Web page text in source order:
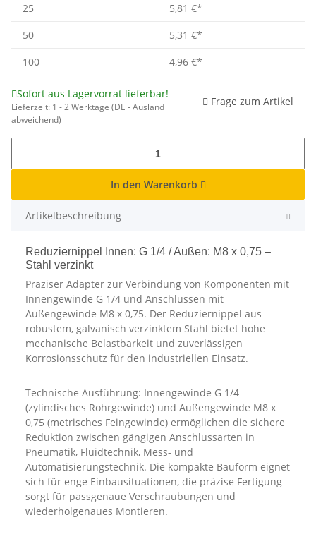
25
5,81 €*
50
5,31 €*
100
4,96 €*
Sofort aus Lagervorrat lieferbar!
Lieferzeit: 1 - 2 Werktage (DE - Ausland
abweichend)
Frage zum Artikel
In den Warenkorb
Artikelbeschreibung
Reduziernippel Innen: G 1/4 / Außen: M8 x 0,75 –
Stahl verzinkt
Präziser Adapter zur Verbindung von Komponenten mit
Innengewinde G 1/4 und Anschlüssen mit
Außengewinde M8 x 0,75. Der Reduziernippel aus
robustem, galvanisch verzinktem Stahl bietet hohe
mechanische Belastbarkeit und zuverlässigen
Korrosionsschutz für den industriellen Einsatz.
Technische Ausführung: Innengewinde G 1/4
(zylindisches Rohrgewinde) und Außengewinde M8 x
0,75 (metrisches Feingewinde) ermöglichen die sichere
Reduktion zwischen gängigen Anschlussarten in
Pneumatik, Fluidtechnik, Mess- und
Automatisierungstechnik. Die kompakte Bauform eignet
sich für enge Einbausituationen, die präzise Fertigung
sorgt für passgenaue Verschraubungen und
wiederholgenaues Montieren.